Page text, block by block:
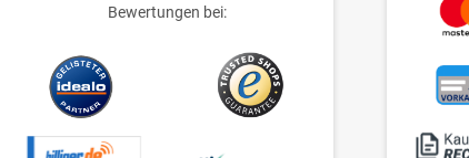
Bewertungen bei: